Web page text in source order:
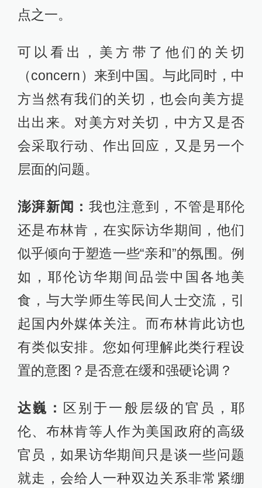
点之一。
可以看出，美方带了他们的关切
（concern）来到中国。与此同时，中
方当然有我们的关切，也会向美方提
出出来。对美方对关切，中方又是否
会采取行动、作出回应，又是另一个
层面的问题。
澎湃新闻： 我也注意到，不管是耶伦
还是布林肯，在实际访华期间，他们
似乎倾向于塑造一些“亲和”的氛围。例
如，耶伦访华期间品尝中国各地美
食，与大学师生等民间人士交流，引
起国内外媒体关注。而布林肯此访也
有类似安排。您如何理解此类行程设
置的意图？是否意在缓和强硬论调？
达巍： 区别于一般层级的官员，耶
伦、布林肯等人作为美国政府的高级
官员，如果访华期间只是谈一些问题
就走，会给人一种双边关系非常紧绷